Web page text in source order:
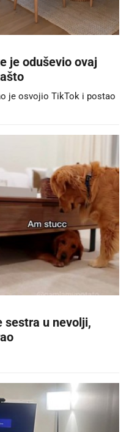
je oduševio ovaj
je osvojio TikTok i postao
sestra u nevolji,